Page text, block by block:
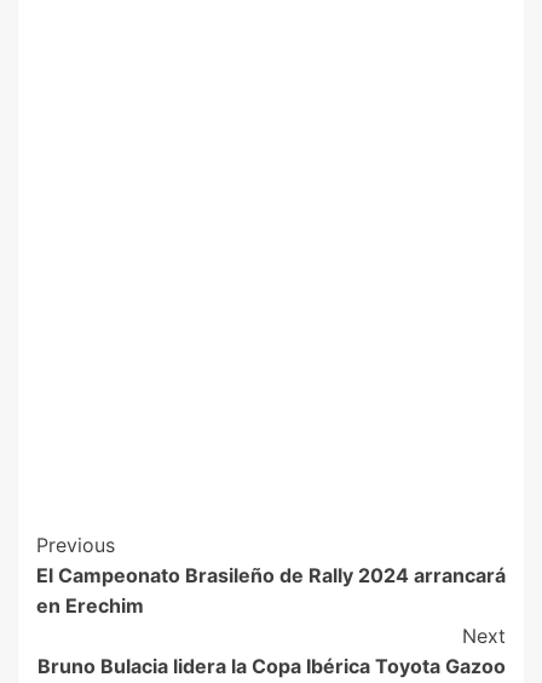
Previous
El Campeonato Brasileño de Rally 2024 arrancará
en Erechim
Next
Bruno Bulacia lidera la Copa Ibérica Toyota Gazoo